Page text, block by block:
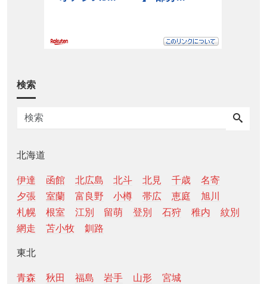
検索
北海道
伊達 函館 北広島 北斗 北見 千歳
名寄
夕張
室蘭 富良野 小樽 帯広 恵庭
旭川
札幌
根室 江別 留萌 登別 石狩 稚内
紋別
網走
苫小牧 釧路
東北
青森 秋田 福島 岩手 山形 宮城